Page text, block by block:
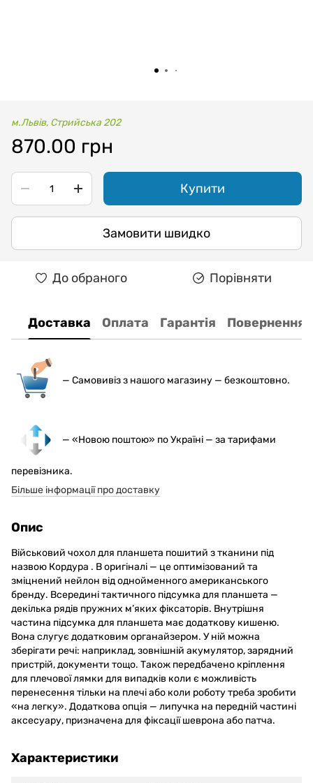
м.Львів, Стрийська 202
870.00 грн
Купити
Замовити швидко
До обраного Порівняти
Доставка Оплата Гарантія Повернення
— Самовивіз з нашого магазину — безкоштовно.
— «Новою поштою» по Україні — за тарифами
перевізника.
Більше інформації про доставку
Опис
Військовий чохол для планшета пошитий з тканини під
назвою Кордура . В оригіналі — це оптимізований та
зміцнений нейлон від однойменного американського
бренду. Всередині тактичного підсумка для планшета —
декілька рядів пружних м’яких фіксаторів. Внутрішня
частина підсумка для планшета має додаткову кишеню.
Вона слугує додатковим органайзером. У ній можна
зберігати речі: наприклад, зовнішній акумулятор, зарядний
пристрій, документи тощо. Також передбачено кріплення
для плечової лямки для випадків коли є можливість
перенесення тільки на плечі або коли роботу треба зробити
«на легку». Додаткова опція — липучка на передній частині
аксесуару, призначена для фіксації шеврона або патча.
Характеристики